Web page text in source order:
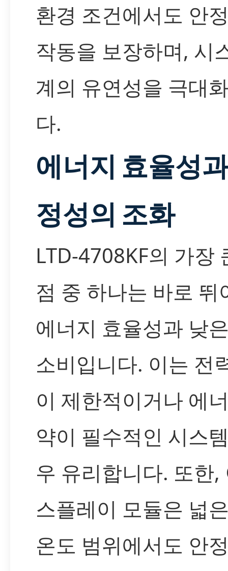
환경 조건에서도 안
작동을 보장하며, 시
계의 유연성을 극대
다.
에너지 효율성
정성의 조화
LTD-4708KF의 가장
점 중 하나는 바로 뛰
에너지 효율성과 낮
소비입니다. 이는 전
이 제한적이거나 에
약이 필수적인 시스
우 유리합니다. 또한,
스플레이 모듈은 넓
온도 범위에서도 안